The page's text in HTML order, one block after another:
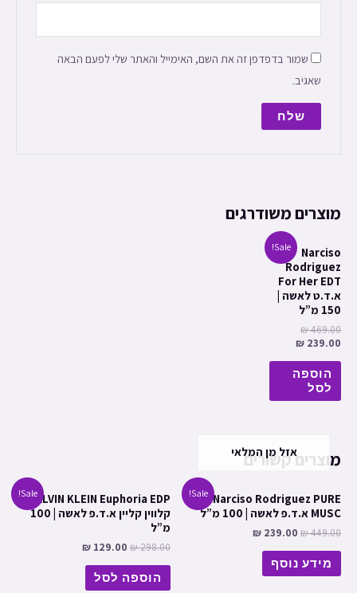
שמור בדפדפן זה את השם, האימייל והאתר שלי לפעם הבאה
שאגיב.
מוצרים משודרגים
Sale!
Narciso
Rodriguez
For Her EDT
א.ד.ט לאשה |
150 מ”ל
₪469.00
₪ 239.00
הוספה
לסל
מוצרים קשורים
Sale!
אזל מן המלאי
Narciso Rodriguez PURE
MUSC א.ד.פ לאשה | 100 מ”ל
₪449.00
₪ 239.00
מידע נוסף
Sale!CALVIN KLEIN Euphoria EDP
קלווין קליין א.ד.פ לאשה | 100
מ”ל
₪298.00
₪ 129.00
הוספה לסל